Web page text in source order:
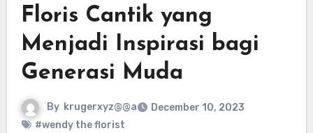
Floris Cantik yang
Menjadi Inspirasi bagi
Generasi Muda
By krugerxyz@@a
December 10, 2023
#wendy the florist